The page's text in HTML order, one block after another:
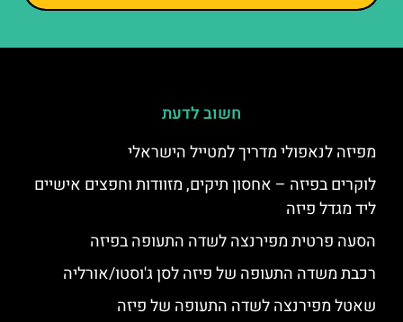
חשוב לדעת
מפיזה לנאפולי מדריך למטייל הישראלי
לוקרים בפיזה – אחסון תיקים, מזוודות וחפצים אישיים
ליד מגדל פיזה
הסעה פרטית מפירנצה לשדה התעופה בפיזה
רכבת משדה התעופה של פיזה לסן ג'וסטו/אורליה
שאטל מפירנצה לשדה התעופה של פיזה